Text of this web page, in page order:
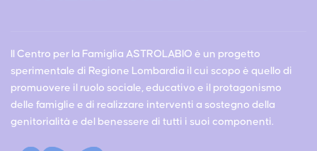
Il Centro per la Famiglia ASTROLABIO è un progetto
sperimentale di Regione Lombardia il cui scopo è quello di
promuovere il ruolo sociale, educativo e il protagonismo
delle famiglie e di realizzare interventi a sostegno della
genitorialità e del benessere di tutti i suoi componenti.